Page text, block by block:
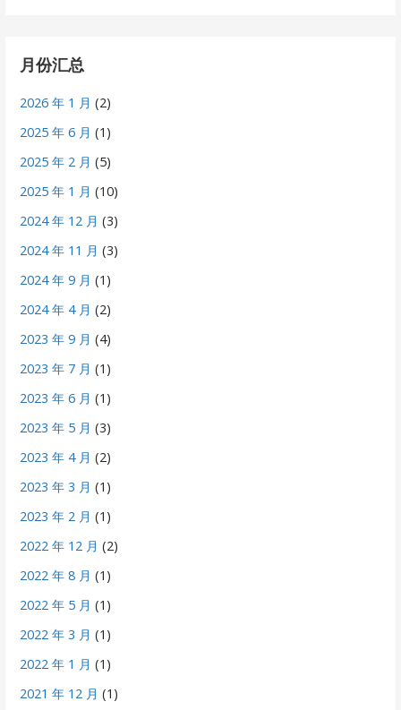
月份汇总
2026 年 1 月 (2)
2025 年 6 月 (1)
2025 年 2 月 (5)
2025 年 1 月 (10)
2024 年 12 月 (3)
2024 年 11 月 (3)
2024 年 9 月 (1)
2024 年 4 月 (2)
2023 年 9 月 (4)
2023 年 7 月 (1)
2023 年 6 月 (1)
2023 年 5 月 (3)
2023 年 4 月 (2)
2023 年 3 月 (1)
2023 年 2 月 (1)
2022 年 12 月 (2)
2022 年 8 月 (1)
2022 年 5 月 (1)
2022 年 3 月 (1)
2022 年 1 月 (1)
2021 年 12 月 (1)